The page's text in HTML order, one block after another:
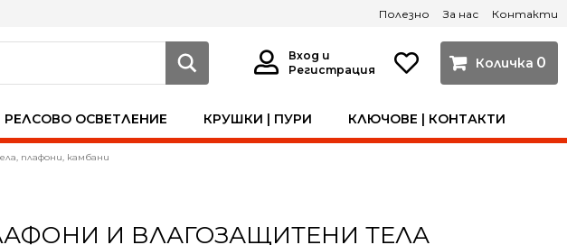
РЕЛСОВО ОСВЕТЛЕНИЕ КРУШКИ | ПУРИ КЛЮЧОВЕ | КОНТАКТИ
0
Вход и
Регистрация
Полезно За нас Контакти
плафони, камбани
И ВЛАГОЗАЩИТЕНИ ТЕЛА